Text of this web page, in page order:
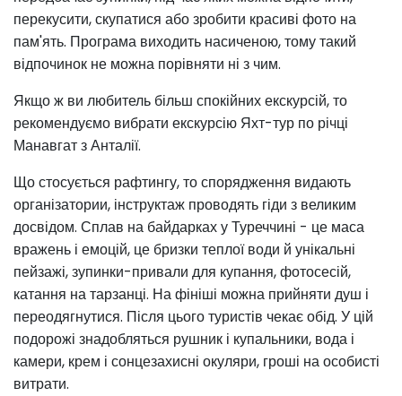
перекусити, скупатися або зробити красиві фото на
пам'ять. Програма виходить насиченою, тому такий
відпочинок не можна порівняти ні з чим.
Якщо ж ви любитель більш спокійних екскурсій, то
рекомендуємо вибрати екскурсію Яхт-тур по річці
Манавгат з Анталії.
Що стосується рафтингу, то спорядження видають
організатории, інструктаж проводять гіди з великим
досвідом. Сплав на байдарках у Туреччині - це маса
вражень і емоцій, це бризки теплої води й унікальні
пейзажі, зупинки-привали для купання, фотосесій,
катання на тарзанці. На фініші можна прийняти душ і
переодягнутися. Після цього туристів чекає обід. У цій
подорожі знадобляться рушник і купальники, вода і
камери, крем і сонцезахисні окуляри, гроші на особисті
витрати.